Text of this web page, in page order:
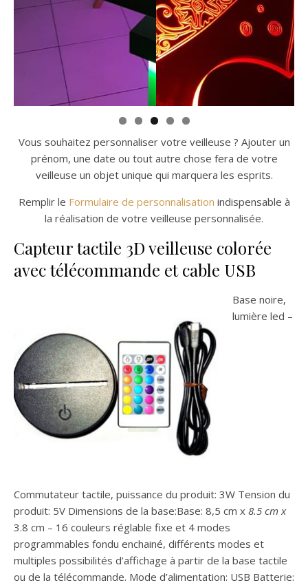
Vous souhaitez personnaliser votre veilleuse ? Ajouter un
prénom, une date ou tout autre chose fera de votre
veilleuse un objet unique qui marquera les esprits.
Remplir le Formulaire de personnalisation indispensable à
la réalisation de votre veilleuse personnalisée.
Capteur tactile 3D veilleuse colorée
avec télécommande et cable USB
Base noire,
lumière led –
Commutateur tactile, puissance du produit: 3W Tension du
produit: 5V Dimensions de la base:Base: 8,5 cm x 8.5 cm x
3.8 cm – 16 couleurs réglable fixe et 4 modes
programmables fondu enchainé, différents modes et
multiples possibilités d’affichage à partir de la base tactile
ou de la télécommande. Mode d’alimentation: USB Batterie: